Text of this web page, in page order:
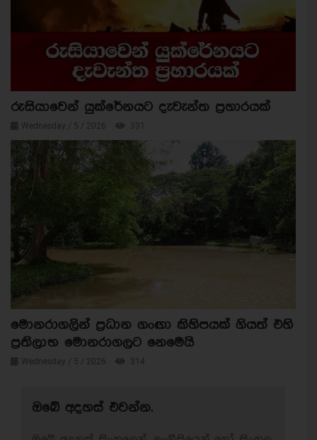
රුසියාවෙන් යුක්රේනයට දැවැන්ත ප්‍රහාරයක්
Wednesday / 5 / 2026 331
මොනරාගලින් ප්‍රධාන ගංඟා කිහිපයක් ගියත් එහි
ප්‍රතිලාභ මොනරාගලට නෙමෙයි
Wednesday / 5 / 2026 314
ඔබේ අදහස් එවන්න.